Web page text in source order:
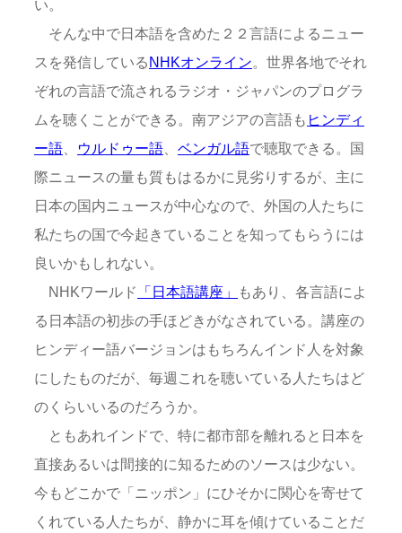
い。
そんな中で日本語を含めた２２言語によるニュー
スを発信しているNHKオンライン 。世界各地でそれ
ぞれの言語で流されるラジオ・ジャパンのプログラ
ムを聴くことができる。南アジアの言語も ヒンディ
ー語
ウルドゥー語 ベンガル語で聴取できる。国
際ニュースの量も質もはるかに見劣りするが、主に
日本の国内ニュースが中心なので、外国の人たちに
私たちの国で今起きていることを知ってもらうには
良いかもしれない。
NHKワールド
「日本語講座」
もあり、各言語によ
る日本語の初歩の手ほどきがなされている。講座の
ヒンディー語バージョンはもちろんインド人を対象
にしたものだが、毎週これを聴いている人たちはど
のくらいいるのだろうか。
ともあれインドで、特に都市部を離れると日本を
直接あるいは間接的に知るためのソースは少ない。
今もどこかで「ニッポン」にひそかに関心を寄せて
くれている人たちが、静かに耳を傾けていることだ